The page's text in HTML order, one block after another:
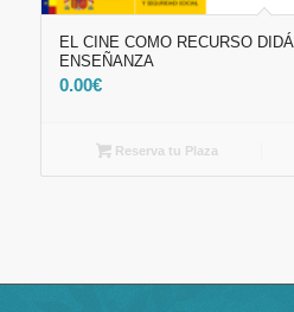
EL CINE COMO RECURSO
ENSEÑANZA
0.00€
Reserva tu Plaza